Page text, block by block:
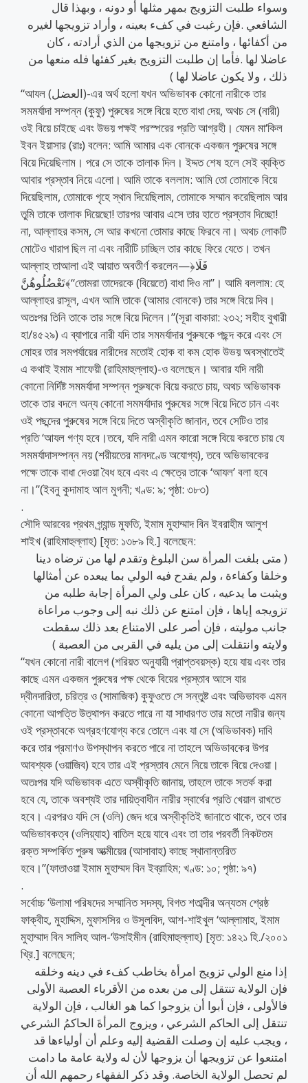
وسواء طلبت التزويج بمهر مثلها أو دونه ، وبهذا قال
الشافعي .فإن رغبت في كفء بعينه ، وأراد تزويجها لغيره
من أكفائها ، وامتنع من تزويجها من الذي أرادته ، كان
عاضلا لها .فأما إن طلبت التزويج بغير كفئها فله منعها من
ذلك ، ولا يكون عاضلا لها )
“আযল (العضل)-এর অর্থ হলো যখন অভিভাবক কোনো নারীকে তার
সমমর্যাদা সম্পন্ন (কুফু) পুরুষের সঙ্গে বিয়ে হতে বাধা দেয়, অথচ সে (নারী)
ওই বিয়ে চাইছে এবং উভয় পক্ষই পরস্পরের প্রতি আগ্রহী। যেমন মা‘কিল
ইবন ইয়াসার (রাঃ) বলেন: আমি আমার এক বোনকে একজন পুরুষের সঙ্গে
বিয়ে দিয়েছিলাম। পরে সে তাকে তালাক দিল। ইদ্দত শেষ হলে সেই ব্যক্তি
আবার প্রস্তাব নিয়ে এলো। আমি তাকে বললাম: আমি তো তোমাকে বিয়ে
দিয়েছিলাম, তোমাকে গৃহে স্থান দিয়েছিলাম, তোমাকে সম্মান করেছিলাম আর
তুমি তাকে তালাক দিয়েছো! তারপর আবার এসে তার হাতে প্রস্তাব দিচ্ছো!
না, আল্লাহর কসম, সে আর কখনো তোমার কাছে ফিরবে না। অথচ লোকটি
মোটেও খারাপ ছিল না এবং নারীটি চাচ্ছিল তার কাছে ফিরে যেতে। তখন
আল্লাহ তাআলা এই আয়াত অবতীর্ণ করলেন—﴿فَلَا
تَعْضُلُوهُنَّ﴾“তোমরা তাদেরকে (বিয়েতে) বাধা দিও না”। আমি বললাম: হে
আল্লাহর রাসূল, এখন আমি তাকে (আমার বোনকে) তার সঙ্গে বিয়ে দিব।
অতঃপর তিনি তাকে তার সঙ্গে বিয়ে দিলেন।”(সূরা বাকারা: ২৩২; সহীহ বুখারী
হা/৪৫২৯) এ ব্যাপারে নারী যদি তার সমমর্যাদার পুরুষকে পছন্দ করে এবং সে
মোহর তার সমপর্যায়ের নারীদের মতোই হোক বা কম হোক উভয় অবস্থাতেই
এ কথাই ইমাম শাফেয়ী (রাহিমাহুল্লাহ)-ও বলেছেন। আবার যদি নারী
কোনো নির্দিষ্ট সমমর্যাদা সম্পন্ন পুরুষকে বিয়ে করতে চায়, অথচ অভিভাবক
তাকে তার বদলে অন্য কোনো সমমর্যাদার পুরুষের সঙ্গে বিয়ে দিতে চান এবং
ওই পছন্দের পুরুষের সঙ্গে বিয়ে দিতে অস্বীকৃতি জানান, তবে সেটিও তার
প্রতি ‘আযল গণ্য হবে।তবে, যদি নারী এমন কারো সঙ্গে বিয়ে করতে চায় যে
সমমর্যাদাসম্পন্ন নয় (শরীয়তের মানদণ্ডে অযোগ্য), তবে অভিভাবকের
পক্ষে তাকে বাধা দেওয়া বৈধ হবে এবং এ ক্ষেত্রে তাকে ‘আযল’ বলা হবে
না।”(ইবনু কুদামাহ আল মুগনী; খণ্ড: ৯; পৃষ্ঠা: ৩৮৩)
.
সৌদি আরবের প্রথম গ্র্যান্ড মুফতি, ইমাম মুহাম্মাদ বিন ইবরাহীম আলুশ
শাইখ (রাহিমাহুল্লাহ) [মৃত: ১৩৮৯ হি.] বলেছেন:
( متى بلغت المرأة سن البلوغ وتقدم لها من ترضاه دينا
وخلقا وكفاءة ، ولم يقدح فيه الولي بما يبعده عن أمثالها
ويثبت ما يدعيه ، كان على ولي المرأة إجابة طلبه من
تزويجه إياها ، فإن امتنع عن ذلك نبه إلى وجوب مراعاة
جانب موليته ، فإن أصر على الامتناع بعد ذلك سقطت
ولايته وانتقلت إلى من يليه في القربى من العصبة )
“যখন কোনো নারী বালেগ (শরিয়ত অনুযায়ী প্রাপ্তবয়স্ক) হয়ে যায় এবং তার
কাছে এমন একজন পুরুষের পক্ষ থেকে বিয়ের প্রস্তাব আসে যার
দ্বীনদারিতা, চরিত্র ও (সামাজিক) কুফুওতে সে সন্তুষ্ট এবং অভিভাবক এমন
কোনো আপত্তি উত্থাপন করতে পারে না যা সাধারণত তার মতো নারীর জন্য
ওই প্রস্তাবকে অগ্রহণযোগ্য করে তোলে এবং যা সে (অভিভাবক) দাবি
করে তার প্রমাণও উপস্থাপন করতে পারে না তাহলে অভিভাবকের উপর
আবশ্যক (ওয়াজিব) হবে তার এই প্রস্তাব মেনে নিয়ে তাকে বিয়ে দেওয়া।
অতঃপর যদি অভিভাবক এতে অস্বীকৃতি জানায়, তাহলে তাকে সতর্ক করা
হবে যে, তাকে অবশ্যই তার দায়িত্বাধীন নারীর স্বার্থের প্রতি খেয়াল রাখতে
হবে। এরপরও যদি সে (ওলি) জেদ ধরে অস্বীকৃতিই জানাতে থাকে, তবে তার
অভিভাবকত্ব (ওলিয়্যাহ) বাতিল হয়ে যাবে এবং তা তার পরবর্তী নিকটতম
রক্ত সম্পর্কিত পুরুষ আত্মীয়ের (আসাবাহ) কাছে স্থানান্তরিত
হবে।”(ফাতাওয়া ইমাম মুহাম্মদ বিন ইব্রাহিম; খণ্ড: ১০; পৃষ্ঠা: ৯৭)
.
সর্বোচ্চ ‘উলামা পরিষদের সম্মানিত সদস্য, বিগত শতাব্দীর অন্যতম শ্রেষ্ঠ
ফাক্বীহ, মুহাদ্দিস, মুফাসসির ও উসূলবিদ, আশ-শাইখুল ‘আল্লামাহ, ইমাম
মুহাম্মাদ বিন সালিহ আল-‘উসাইমীন (রাহিমাহুল্লাহ) [মৃত: ১৪২১ হি./২০০১
খ্রি.] বলেছেন;
إذا منع الولي تزويج امرأة بخاطب كفء في دينه وخلقه
فإن الولاية تنتقل إلى من بعده من الأقرباء العصبة الأولى
فالأولى ، فإن أبوا أن يزوجوا كما هو الغالب ، فإن الولاية
تنتقل إلى الحاكم الشرعي ، ويزوج المرأةَ الحاكمُ الشرعي
، ويجب عليه إن وصلت القضية إليه وعلم أن أولياءها قد
امتنعوا عن تزويجها أن يزوجها لأن له ولاية عامة ما دامت
لم تحصل الولاية الخاصة. وقد ذكر الفقهاء رحمهم الله أن